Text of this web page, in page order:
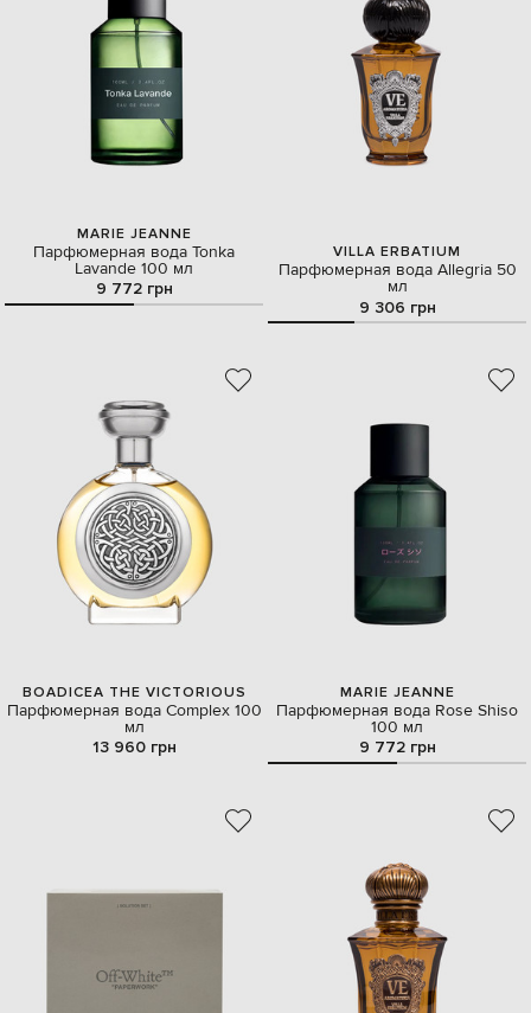
MARIE JEANNE
Парфюмерная вода Tonka
Lavande 100 мл
9 772 грн
VILLA ERBATIUM
Парфюмерная вода Allegria 50
мл
9 306 грн
BOADICEA THE VICTORIOUS
Парфюмерная вода Complex 100
мл
13 960 грн
MARIE JEANNE
Парфюмерная вода Rose Shiso
100 мл
9 772 грн